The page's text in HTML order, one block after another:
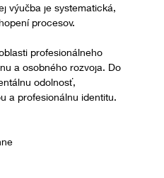
výučba je systematická,
procesov.
profesionálneho
a osobného rozvoja. Do
odolnosť,
a profesionálnu identitu.